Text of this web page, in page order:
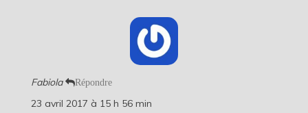
Fabiola Répondre
23 avril 2017 à 15 h 56 min